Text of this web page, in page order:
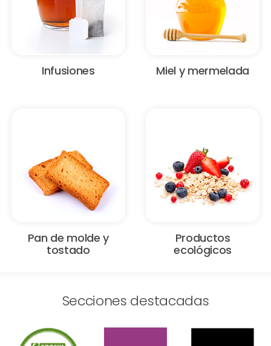
Infusiones Miel y mermelada
Pan de molde y
tostado
Productos
ecológicos
Secciones destacadas